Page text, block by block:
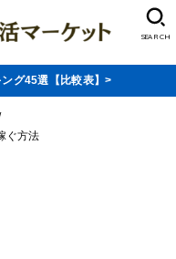
SEARCH
グ45選【比較表】>
ぐ方法